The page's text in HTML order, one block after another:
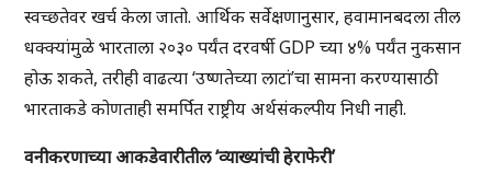
स्वच्छतेवर खर्च केला जातो. आर्थिक सर्वेक्षणानुसार, हवामानबदला तील
धक्क्यांमुळे भारताला २०३० पर्यंत दरवर्षी GDP च्या ४% पर्यंत नुकसान
होऊ शकते, तरीही वाढत्या ‘उष्णतेच्या लाटां’चा सामना करण्यासाठी
भारताकडे कोणताही समर्पित राष्ट्रीय अर्थसंकल्पीय निधी नाही.
वनीकरणाच्या आकडेवारीतील ‘व्याख्यांची हेराफेरी’